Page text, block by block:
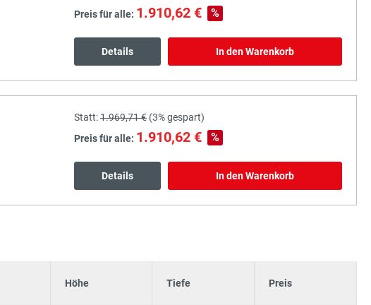
Preis für alle: 1.910,62 € %
Details In den Warenkorb
Statt:1.969,71 € (3%gespart)
Preis für alle: 1.910,62 € %
Details In den Warenkorb
Höhe Tiefe Preis